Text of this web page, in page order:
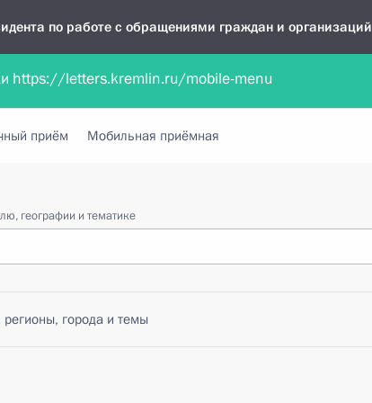
по работе с обращениями граждан и организаций
электронного документа Обратиться в устной форме
приём Мобильная приёмная
географии и тематике
регионы, города и темы
https://letters.kremlin.ru/mobile-menu